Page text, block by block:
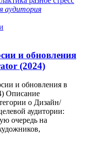
аудитория
и обновления
(2024)
и обновления в
Описание
o Дизайн/
аудитории:
очередь на